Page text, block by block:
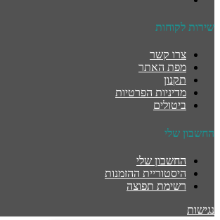
שירות לקוחות
צרו קשר
מפת האתר
תקנון
מדיניות הפרטיות
ביטולים
החשבון שלי
החשבון שלי
היסטוריית ההזמנות
רשימת תפוצה
נגישות